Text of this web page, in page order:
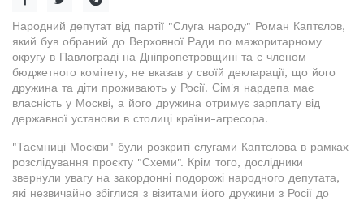
Народний депутат від партії "Слуга народу" Роман Каптєлов,
який був обраний до Верховної Ради по мажоритарному
округу в Павлограді на Дніпропетровщині та є членом
бюджетного комітету, не вказав у своїй декларації, що його
дружина та діти проживають у Росії. Сім'я нардепа має
власність у Москві, а його дружина отримує зарплату від
державної установи в столиці країни-агресора.
"Таємниці Москви" були розкриті слугами Каптєлова в рамках
розслідування проєкту "Схеми". Крім того, дослідники
звернули увагу на закордонні подорожі народного депутата,
які незвичайно збіглися з візитами його дружини з Росії до